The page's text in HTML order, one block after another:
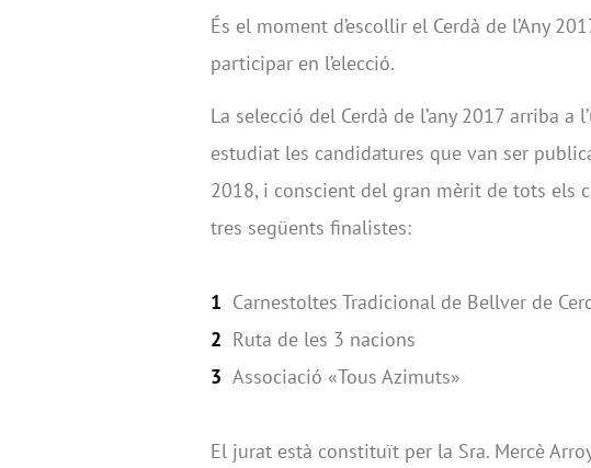
És el moment d’escollir el Cerdà de l’Any
participar en l’elecció.
La selecció del Cerdà de l’any 2017 arriba a
estudiat les candidatures que van ser
2018, i conscient del gran mèrit de tots els
tres següents finalistes:
1 Carnestoltes Tradicional de Bellver de
2 Ruta de les 3 nacions
3 Associació «Tous Azimuts»
El jurat està constituït per la Sra. Mercè